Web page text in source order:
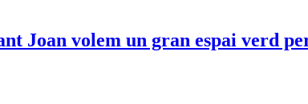
Joan volem un gran espai verd